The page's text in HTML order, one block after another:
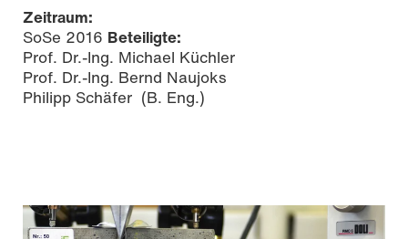
Zeitraum:
SoSe 2016 Beteiligte:
Prof. Dr.-Ing. Michael Küchler
Prof. Dr.-Ing. Bernd Naujoks
Philipp Schäfer (B. Eng.)